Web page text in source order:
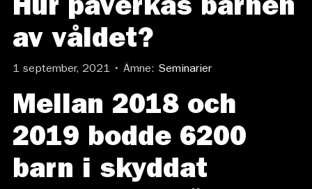
Hur påverkas barnen
av våldet?
1 september, 2021 • Ämne: Seminarier
Mellan 2018 och
2019 bodde 6200
barn i skyddat